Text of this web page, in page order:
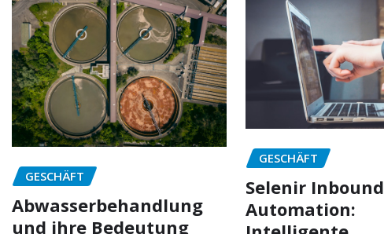
GESCHÄFT
Abwasserbehandlung
und ihre Bedeutung
GESCHÄFT
Selenir Inbound
Automation: